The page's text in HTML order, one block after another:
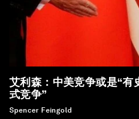
艾利森：中美竞争或是“有
式竞争”
Spencer Feingold